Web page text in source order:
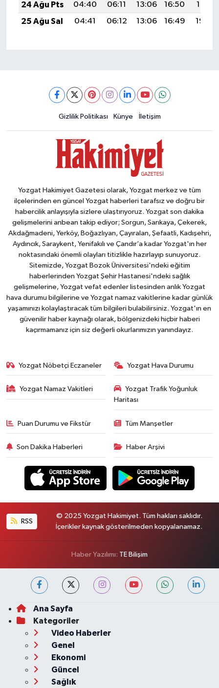
24 Ağu Pts 04:40 06:11 13:06 16:50
19:51
25 Ağu Sal
04:41 06:12 13:06 16:49 19:49
Gizlilik Politikası Künye İletişim
Yozgat Hakimiyet Gazetesi olarak, Yozgat merkez ve tüm
ilçelerinden en güncel Yozgat haberleri tarafsız ve doğru bir
habercilik anlayışıyla sizlere ulaştırıyoruz. Yozgat son dakika
gelişmelerini anbean takip ediyor; Sorgun, Sarıkaya, Çekerek,
Akdağmadeni, Yerköy, Boğazlıyan, Çayıralan, Şefaatli, Kadışehri,
Aydıncık, Saraykent, Yenifakılı ve Çandır’a kadar Yozgat'ın her
noktasındaki önemli olayları titizlikle hazırlayıp sunuyoruz.
Sitemizde, Yozgat Bozok Üniversitesi'ndeki eğitim
haberlerinden Yozgat Şehir Hastanesi'ndeki sağlık
gelişmelerine, Yozgat vefat edenler listesinden anlık Yozgat
hava durumu bilgilerine ve Yozgat namaz vakitlerine kadar günlük
yaşamınızı kolaylaştıracak tüm bilgileri bulabilirsiniz. Yozgat'ın en
güvenilir haber kaynağı olarak, bölgenizdeki hiçbir haberi
kaçırmamanız için siz değerli okurlarımızın yanındayız.
Yozgat Nöbetçi Eczaneler Yozgat Hava Durumu
Yozgat Namaz Vakitleri
Yozgat Trafik Yoğunluk
Haritası
Puan Durumu ve Fikstür Tüm Manşetler
Son Dakika Haberleri Haber Arşivi
RSS
© 2025 Yozgat Hakimiyet. Tüm hakları saklıdır.
İçerikler kaynak gösterilmeden kopyalanamaz.
Haber Yazılımı: TE Bilişim
Ana Sayfa
Kategoriler
Video Haberler
Genel
Ekonomi
Güncel
Sağlık